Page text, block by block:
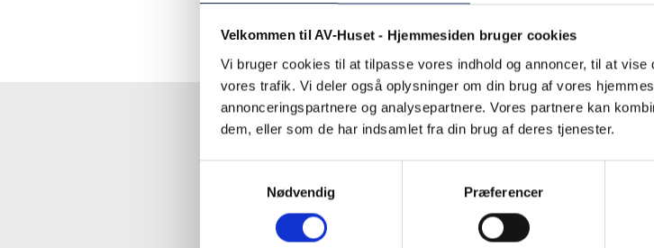
Velkommen til AV-Huset - Hjemmesiden bruger cookies
Vi bruger cookies til at tilpasse vores indhold og annoncer, til at
vores trafik. Vi deler også oplysninger om din brug af vores
annonceringspartnere og analysepartnere. Vores partnere kan
dem, eller som de har indsamlet fra din brug af deres tjenester.
Nødvendig
Præferencer